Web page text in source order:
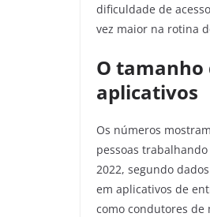
dificuldade de
vez maior na rotina
O tamanho
aplicativos
Os números
pessoas
2022, segundo
em aplicativos de
como condutores de